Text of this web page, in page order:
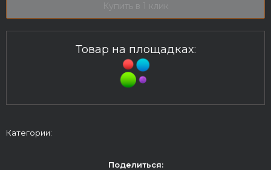
Купить в 1 клик
Товар на площадках:
Категории:
Поделиться: